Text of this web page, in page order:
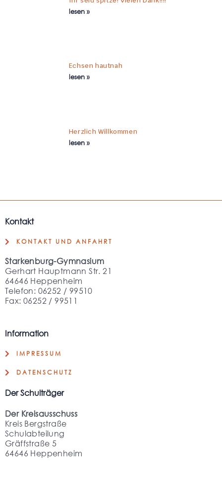
lesen »
Echsen hautnah
lesen »
Herzlich Willkommen
lesen »
Kontakt
KONTAKT UND ANFAHRT
Starkenburg-Gymnasium
Gerhart Hauptmann Str. 21
64646 Heppenheim
Telefon: 06252 / 99510
Fax: 06252 / 99511
Information
IMPRESSUM
DATENSCHUTZ
Der Schulträger
Der Kreisausschuss
Kreis Bergstraße
Schulabteilung
Gräffstraße 5
64646 Heppenheim